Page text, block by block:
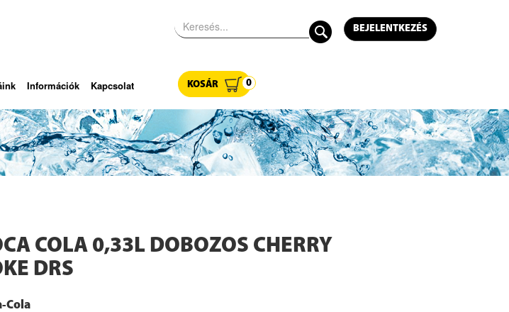
BEJELENTKEZÉS
Információk Kapcsolat KOSÁR 0
COLA 0,33L DOBOZOS CHERRY
DRS
Cola